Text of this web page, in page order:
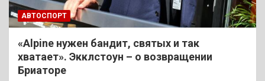
АВТОСПОРТ
«Alpine нужен бандит, святых и так
хватает». Экклстоун – о возвращении
Бриаторе